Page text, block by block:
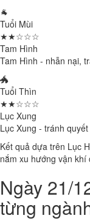
🐐
Tuổi Mùi
★★☆☆☆
Tam Hình
Tam Hình - nhẫn nại,
🐲
Tuổi Thìn
★★☆☆☆
Lục Xung
Lục Xung - tránh
Kết quả dựa trên Lục
nắm xu hướng vận khí
Ngày 21/
từng